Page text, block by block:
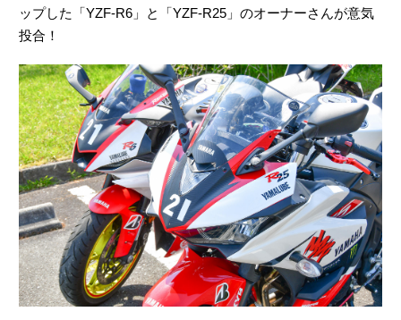
ップした「YZF-R6」と「YZF-R25」のオーナーさんが意気
投合！